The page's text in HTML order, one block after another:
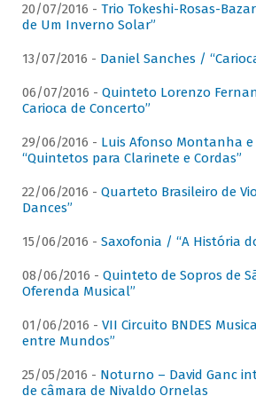
20/07/2016 - Trio Tokeshi-Rosas-
de Um Inverno Solar”
13/07/2016 - Daniel Sanches /
06/07/2016 - Quinteto Lorenzo
Carioca de Concerto”
29/06/2016 - Luis Afonso Montanha e
“Quintetos para Clarinete e Cordas”
22/06/2016 - Quarteto Brasileiro de
Dances”
15/06/2016 - Saxofonia / “A História
08/06/2016 - Quinteto de Sopros de
Oferenda Musical”
01/06/2016 - VII Circuito BNDES
entre Mundos”
25/05/2016 - Noturno – David Ganc
de câmara de Nivaldo Ornelas